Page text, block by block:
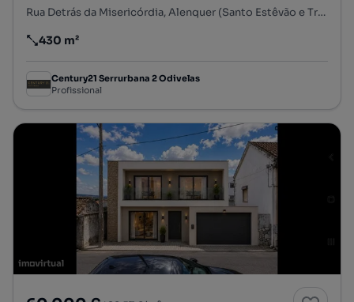
Rua Detrás da Misericórdia, Alenquer (Santo Estêvão e Triana), Alenquer, Lisboa
Preço por metro quadrado
430 m²
Century21 Serrurbana 2 Odivelas
Profissional